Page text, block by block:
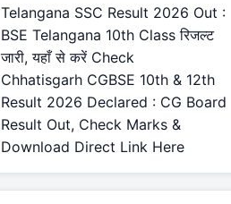
Telangana SSC Result 2026 Out :
BSE Telangana 10th Class रिजल्ट
जारी, यहाँ से करें Check
Chhatisgarh CGBSE 10th & 12th
Result 2026 Declared : CG Board
Result Out, Check Marks &
Download Direct Link Here